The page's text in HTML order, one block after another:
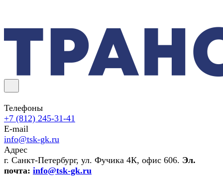
Телефоны
+7 (812) 245-31-41
E-mail
info@tsk-gk.ru
Адрес
г. Санкт-Петербург, ул. Фучика 4К, офис 606. Эл.
почта: info@tsk-gk.ru